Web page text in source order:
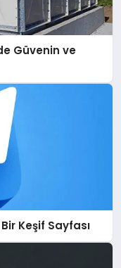
Güvenin ve
Keşif Sayfası